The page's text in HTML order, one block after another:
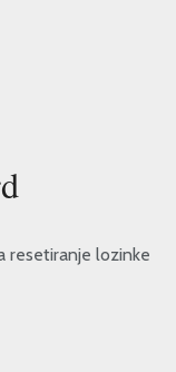
resetiranje lozinke